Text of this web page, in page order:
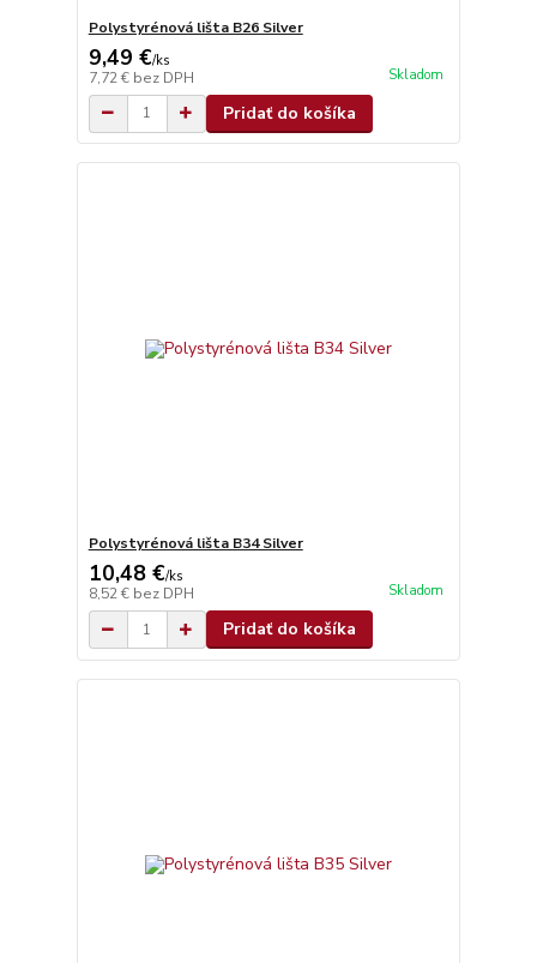
Polystyrénová lišta B26 Silver
9,49 €/ks
7,72 € bez DPH Skladom
Pridať do košíka
Polystyrénová lišta B34 Silver
10,48 €/ks
8,52 € bez DPH Skladom
Pridať do košíka